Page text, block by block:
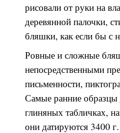
рисовали от руки на
деревянной палочки,
бляшки, как если бы с
Ровные и сложные
непосредственными
письменности,
Самые ранние образцы
глиняных табличках,
они датируются 3400